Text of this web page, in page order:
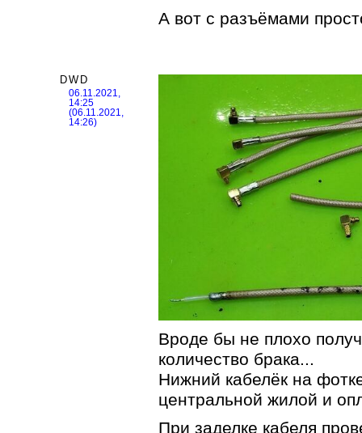
А вот с разъёмами
DWD
06.11.2021,
14:25
(06.11.2021,
14:26)
Вроде бы не плохо
количество брака...
Нижний кабелёк на
центральной жилой и
При заделке кабеля